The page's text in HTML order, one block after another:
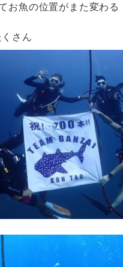
お魚の位置がまた変わる
さん